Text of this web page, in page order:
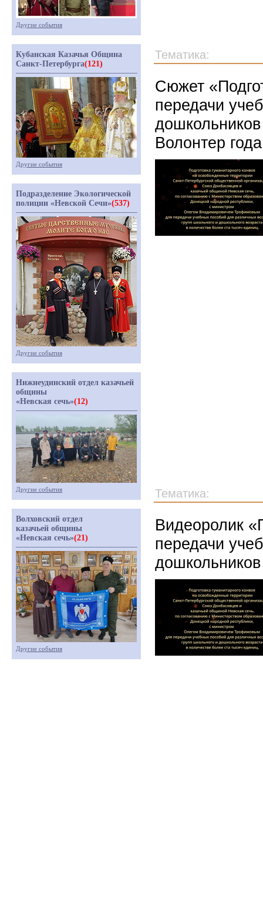
Тематика:
Сюжет
передачи
Волонтер
Тематика:
Видеоролик
передачи
Другие события
Кубанская Казачья Община
Санкт-Петербурга(121)
Другие события
Подразделение Экологической
полиции «Невской Сечи»(537)
Другие события
Нижнеудинский отдел казачьей
общины
«Невская сечь»(12)
Другие события
Волховский отдел
казачьей общины
«Невская сечь»(21)
Другие события